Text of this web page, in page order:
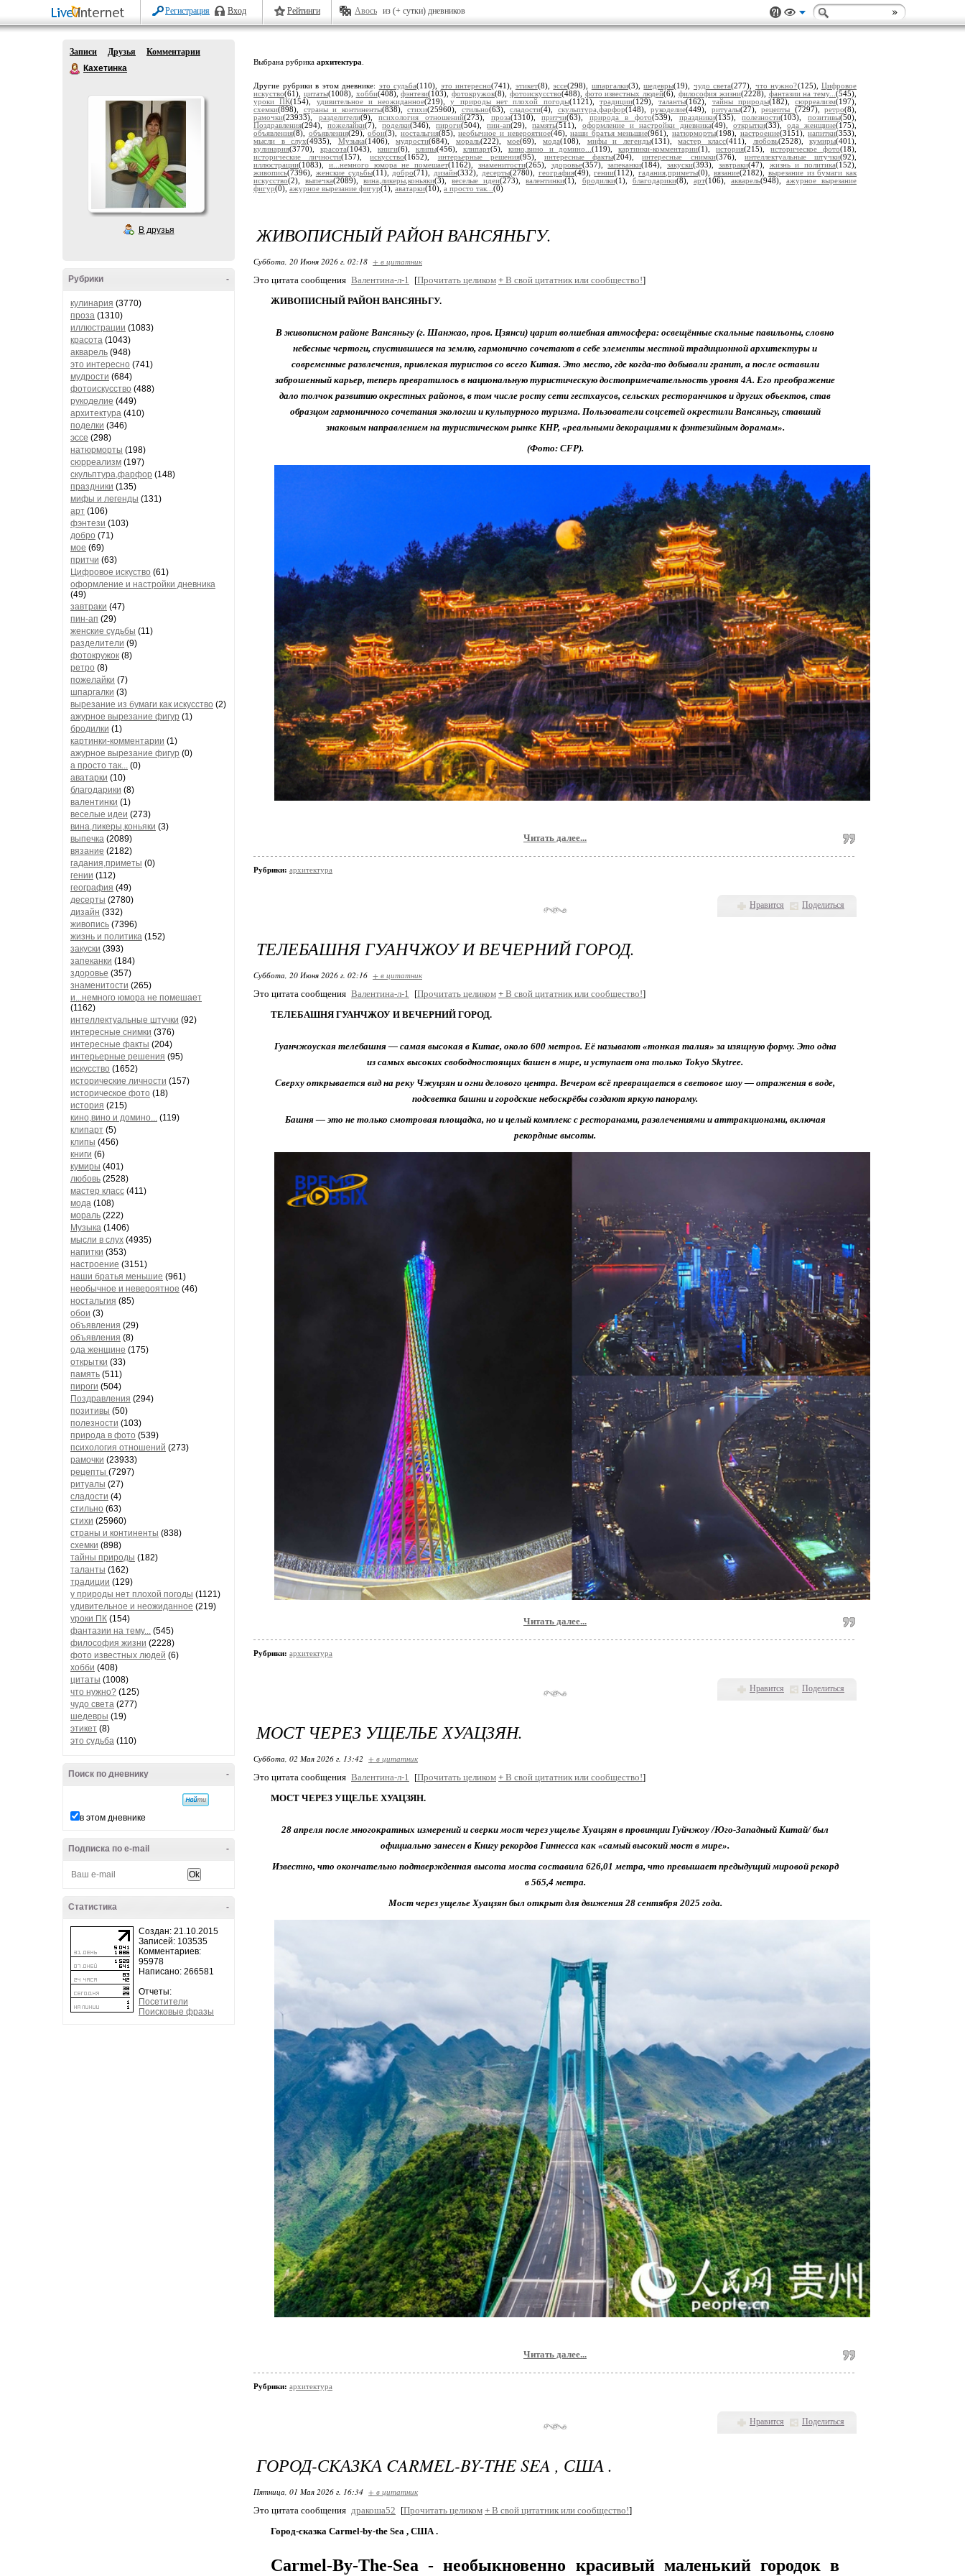
Регистрация Вход Рейтинги Авось из (+ сутки) дневников
Записи Друзья
Комментарии
Кахетинка
В друзья
-
Рубрики
кулинария (3770)
проза (1310)
иллюстрации (1083)
красота (1043)
акварель (948)
это интересно (741)
мудрости (684)
фотоискусство (488)
рукоделие (449)
архитектура (410)
поделки (346)
эссе (298)
натюрморты (198)
сюрреализм (197)
скульптура,фарфор (148)
праздники (135)
мифы и легенды (131)
арт (106)
фэнтези (103)
добро (71)
мое (69)
притчи (63)
Цифровое искуство (61)
оформление и настройки дневника
(49)
завтраки (47)
пин-ап (29)
женские судьбы (11)
разделители (9)
фотокружок (8)
ретро (8)
пожелайки (7)
шпаргалки (3)
вырезание из бумаги как искусство (2)
ажурное вырезание фигур (1)
бродилки (1)
картинки-комментарии (1)
ажурное вырезание фигур (0)
а просто так... (0)
аватарки (10)
благодарики (8)
валентинки (1)
веселые идеи (273)
вина,ликеры,коньяки (3)
выпечка (2089)
вязание (2182)
гадания,приметы (0)
гении (112)
география (49)
десерты (2780)
дизайн (332)
живопись (7396)
жизнь и политика (152)
закуски (393)
запеканки (184)
здоровье (357)
знаменитости (265)
и...немного юмора не помешает
(1162)
интеллектуальные штучки (92)
интересные снимки (376)
интересные факты (204)
интерьерные решения (95)
искусство (1652)
исторические личности (157)
историческое фото (18)
история (215)
кино,вино и домино... (119)
клипарт (5)
клипы (456)
книги (6)
кумиры (401)
любовь (2528)
мастер класс (411)
мода (108)
мораль (222)
Музыка (1406)
мысли в слух (4935)
напитки (353)
настроение (3151)
наши братья меньшие (961)
необычное и невероятное (46)
ностальгия (85)
обои (3)
объявления (29)
объявления (8)
ода женщине (175)
открытки (33)
память (511)
пироги (504)
Поздравления (294)
позитивы (50)
полезности (103)
природа в фото (539)
психология отношений (273)
рамочки (23933)
рецепты (7297)
ритуалы (27)
сладости (4)
стильно (63)
стихи (25960)
страны и континенты (838)
схемки (898)
тайны природы (182)
таланты (162)
традиции (129)
у природы нет плохой погоды (1121)
удивительное и неожиданное (219)
уроки ПК (154)
фантазии на тему... (545)
философия жизни (2228)
фото известных людей (6)
хобби (408)
цитаты (1008)
что нужно? (125)
чудо света (277)
шедевры (19)
этикет (8)
это судьба (110)
-
Поиск по дневнику
в этом дневнике
-
Подписка по e-mail
-
Статистика
Создан: 21.10.2015
Записей: 103535
Комментариев:
95978
Написано: 266581
Отчеты:
Посетители
Поисковые фразы
Выбрана рубрика архитектура
Другие рубрики в этом дневнике: это судьба(110), это интересно(741), этикет(8),эссе(298), шпаргалки(3),шедевры(19), чудо света(277), что нужно?(125),Цифровое
искуство(61), цитаты(1008), хобби(408),фэнтези(103),фотокружок(8), фотоискусство(488), фото известных людей(6),философия жизни(2228), фантазии на тему...(545),
уроки ПК(154), удивительное и неожиданное(219),у природы нет плохой погоды(1121), традиции(129),таланты(162), тайны природы(182),сюрреализм(197),
схемки(898), страны и континенты(838), стихи(25960), стильно(63), сладости(4), скульптура,фарфор(148), рукоделие(449), ритуалы(27), рецепты (7297), ретро(8),
рамочки(23933), разделители(9),психология отношений(273), проза(1310),притчи(63), природа в фото(539), праздники(135),полезности(103),позитивы(50),
Поздравления(294),пожелайки(7),поделки(346),пироги(504),пин-ап(29),память(511), оформление и настройки дневника(49), открытки(33), ода женщине(175),
объявления(8), объявления(29),обои(3), ностальгия(85),необычное и невероятное(46),наши братья меньшие(961), натюрморты(198), настроение(3151),напитки(353),
мысли в слух(4935), Музыка(1406),мудрости(684), мораль(222),мое(69),мода(108), мифы и легенды(131),мастер класс(411), любовь(2528),кумиры(401),
кулинария(3770), красота(1043), книги(6), клипы(456), клипарт(5), кино,вино и домино...(119),картинки-комментарии(1),история(215),историческое фото(18),
исторические личности(157),искусство(1652), интерьерные решения(95),интересные факты(204),интересные снимки(376), интеллектуальные штучки(92),
иллюстрации(1083), и...немного юмора не помешает(1162), знаменитости(265), здоровье(357),запеканки(184), закуски(393), завтраки(47), жизнь и политика(152),
живопись(7396), женские судьбы(11), добро(71), дизайн(332), десерты(2780), география(49),гении(112),гадания,приметы(0),вязание(2182), вырезание из бумаги как
искусство(2),выпечка(2089),вина,ликеры,коньяки(3),веселые идеи(273),валентинки(1), бродилки(1), благодарики(8), арт(106), акварель(948), ажурное вырезание
фигур(0), ажурное вырезание фигур(1), аватарки(10), а просто так... (0)
Нравится Поделиться
ЖИВОПИСНЫЙ РАЙОН ВАНСЯНЬГУ.
Суббота, 20 Июня 2026 г. 02:18 + в цитатник
Это цитата сообщения Валентина-л-1 [Прочитать целиком + В свой цитатник или сообщество!]
ЖИВОПИСНЫЙ РАЙОН ВАНСЯНЬГУ.
В живописном районе Вансяньгу (г. Шанжао, пров. Цзянси) царит волшебная атмосфера: освещённые скальные павильоны, словно
небесные чертоги, спустившиеся на землю, гармонично сочетают в себе элементы местной традиционной архитектуры и
современные развлечения, привлекая туристов со всего Китая. Это место, где когда-то добывали гранит, а после оставили
заброшенный карьер, теперь превратилось в национальную туристическую достопримечательность уровня 4А. Его преображение
дало толчок развитию окрестных районов, в том числе росту сети гестхаусов, сельских ресторанчиков и других объектов, став
образцом гармоничного сочетания экологии и культурного туризма. Пользователи соцсетей окрестили Вансяньгу, ставший
знаковым направлением на туристическом рынке КНР, «реальными декорациями к фэнтезийным дорамам».
(Фото: CFP).
Читать далее...
Рубрики: архитектура
Нравится Поделиться
ТЕЛЕБАШНЯ ГУАНЧЖОУ И ВЕЧЕРНИЙ ГОРОД.
Суббота, 20 Июня 2026 г. 02:16 + в цитатник
Это цитата сообщения Валентина-л-1 [Прочитать целиком + В свой цитатник или сообщество!]
ТЕЛЕБАШНЯ ГУАНЧЖОУ И ВЕЧЕРНИЙ ГОРОД.
Гуанчжоуская телебашня — самая высокая в Китае, около 600 метров. Её называют «тонкая талия» за изящную форму. Это одна
из самых высоких свободностоящих башен в мире, и уступает она только Tokyo Skytree.
Сверху открывается вид на реку Чжуцзян и огни делового центра. Вечером всё превращается в световое шоу — отражения в воде,
подсветка башни и городские небоскрёбы создают яркую панораму.
Башня — это не только смотровая площадка, но и целый комплекс с ресторанами, развлечениями и аттракционами, включая
рекордные высоты.
Читать далее...
Рубрики: архитектура
Нравится Поделиться
МОСТ ЧЕРЕЗ УЩЕЛЬЕ ХУАЦЗЯН.
Суббота, 02 Мая 2026 г. 13:42 + в цитатник
Это цитата сообщения Валентина-л-1 [Прочитать целиком + В свой цитатник или сообщество!]
МОСТ ЧЕРЕЗ УЩЕЛЬЕ ХУАЦЗЯН.
28 апреля после многократных измерений и сверки мост через ущелье Хуацзян в провинции Гуйчжоу /Юго-Западный Китай/ был
официально занесен в Книгу рекордов Гиннесса как «самый высокий мост в мире».
Известно, что окончательно подтвержденная высота моста составила 626,01 метра, что превышает предыдущий мировой рекорд
в 565,4 метра.
Мост через ущелье Хуацзян был открыт для движения 28 сентября 2025 года.
Читать далее...
Рубрики: архитектура
ГОРОД-СКАЗКА CARMEL-BY-THE SEA , США .
Пятница, 01 Мая 2026 г. 16:34 + в цитатник
Это цитата сообщения дракоша52 [Прочитать целиком + В свой цитатник или сообщество!]
Город-сказка Carmel-by-the Sea , США .
Carmel-By-The-Sea - необыкновенно красивый маленький городок в